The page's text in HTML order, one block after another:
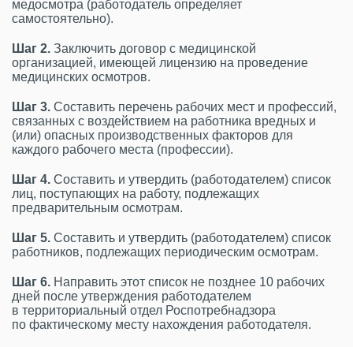
медосмотра (работодатель определяет
самостоятельно).
Шаг 2. Заключить договор с медицинской
организацией, имеющей лицензию на проведение
медицинских осмотров.
Шаг 3. Составить перечень рабочих мест и профессий,
связанных с воздействием на работника вредных и
(или) опасных производственных факторов для
каждого рабочего места (профессии).
Шаг 4. Составить и утвердить (работодателем) список
лиц, поступающих на работу, подлежащих
предварительным осмотрам.
Шаг 5. Составить и утвердить (работодателем) список
работников, подлежащих периодическим осмотрам.
Шаг 6. Направить этот список не позднее 10 рабочих
дней после утверждения работодателем
в территориальный отдел Роспотребнадзора
по фактическому месту нахождения работодателя.